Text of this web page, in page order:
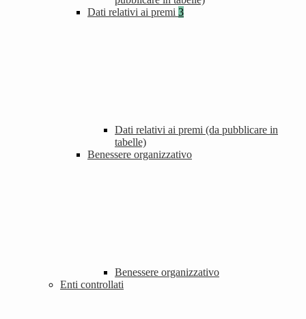
Dati relativi ai premi 3
Dati relativi ai premi (da pubblicare in
tabelle)
Benessere organizzativo
Benessere organizzativo
Enti controllati